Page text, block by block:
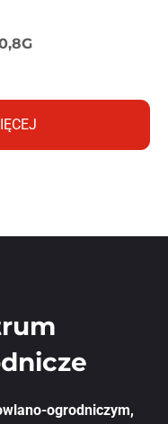
ogrodniczym,